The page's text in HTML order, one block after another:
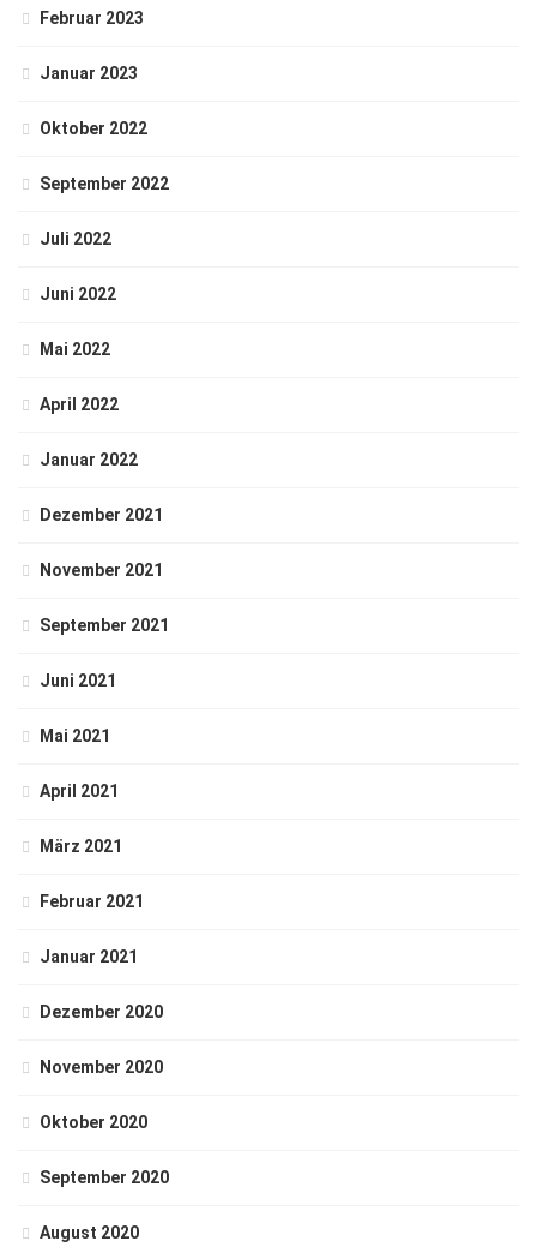
Februar 2023
Januar 2023
Oktober 2022
September 2022
Juli 2022
Juni 2022
Mai 2022
April 2022
Januar 2022
Dezember 2021
November 2021
September 2021
Juni 2021
Mai 2021
April 2021
März 2021
Februar 2021
Januar 2021
Dezember 2020
November 2020
Oktober 2020
September 2020
August 2020